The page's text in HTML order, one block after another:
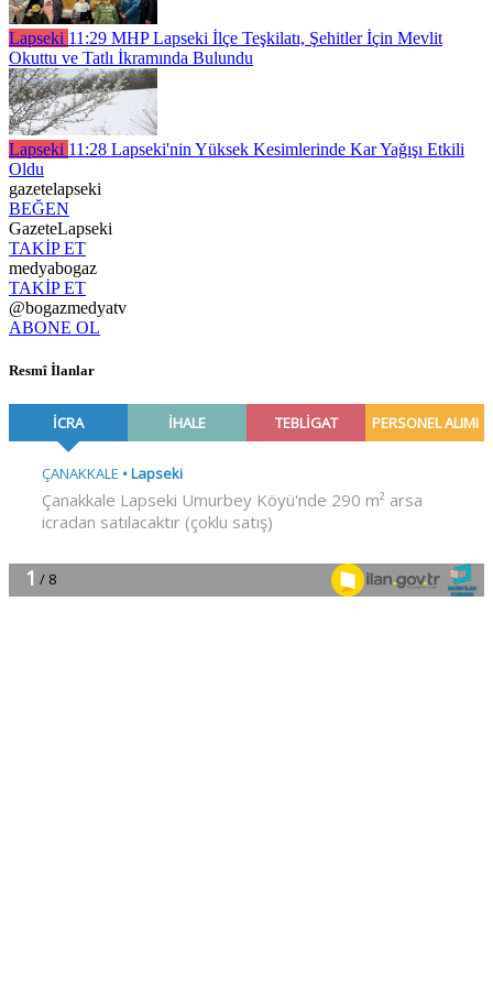
Lapseki 11:29 MHP Lapseki İlçe Teşkilatı, Şehitler İçin Mevlit
Okuttu ve Tatlı İkramında Bulundu
Lapseki 11:28 Lapseki'nin Yüksek Kesimlerinde Kar Yağışı Etkili
Oldu
gazetelapseki
BEĞEN
GazeteLapseki
TAKİP ET
medyabogaz
TAKİP ET
@bogazmedyatv
ABONE OL
Resmî İlanlar